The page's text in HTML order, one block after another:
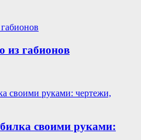
из габионов
своими руками: